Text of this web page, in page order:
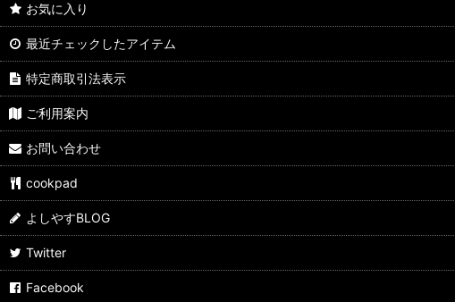
ぶたまん
スパイス・ふりかけ
飲料
サイドメニュー
よしやすフェス
お気に入り
最近チェックしたアイテム
特定商取引法表示
ご利用案内
お問い合わせ
cookpad
よしやすBLOG
Twitter
Facebook